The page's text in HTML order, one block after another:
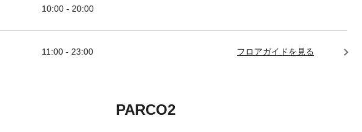
10:00 - 20:00
11:00 - 23:00 フロアガイドを見る
PARCO2